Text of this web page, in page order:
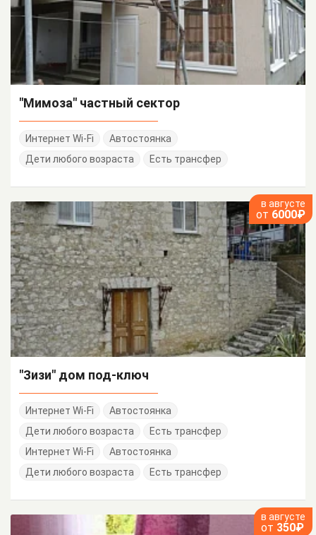
"Мимоза" частный сектор
Интернет Wi-Fi
Автостоянка
Дети любого возраста
Есть трансфер
в августе
от 6000₽
"Зизи" дом под-ключ
Интернет Wi-Fi
Автостоянка
Дети любого возраста
Есть трансфер
Интернет Wi-Fi
Автостоянка
Дети любого возраста
Есть трансфер
в августе
от 350₽